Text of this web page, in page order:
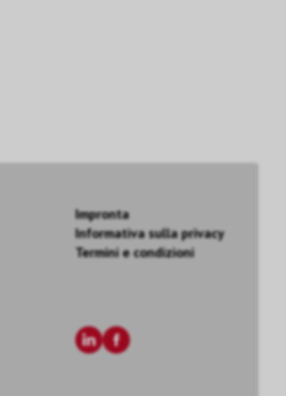
Impronta
Informativa sulla privacy
Termini e condizioni